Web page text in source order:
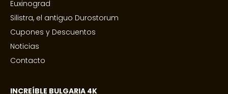
Euxinograd
Silistra, el antiguo Durostorum
Cupones y Descuentos
Noticias
Contacto
INCREÍBLE BULGARIA 4K